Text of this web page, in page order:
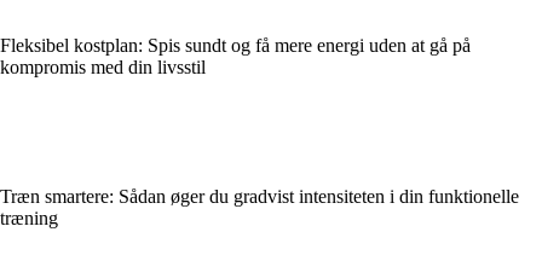
Fleksibel kostplan: Spis sundt og få mere energi uden at gå på
kompromis med din livsstil
Træn smartere: Sådan øger du gradvist intensiteten i din funktionelle
træning